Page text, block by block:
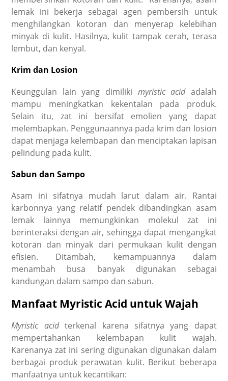
lemak ini bekerja sebagai agen pembersih untuk
menghilangkan kotoran dan menyerap kelebihan
minyak di kulit. Hasilnya, kulit tampak cerah, terasa
lembut, dan kenyal.
Krim dan Losion
Keunggulan lain yang dimiliki myristic acidadalah
mampu meningkatkan kekentalan pada produk.
Selain itu, zat ini bersifatemolien yang dapat
melembapkan. Penggunaannya pada krim dan losion
dapat menjaga kelembapan dan menciptakan lapisan
pelindung pada kulit.
Sabun dan Sampo
Asam ini sifatnya mudah larut dalam air. Rantai
karbonnya yang relatif pendek dibandingkan asam
lemak lainnya memungkinkan molekul zat ini
berinteraksi dengan air, sehingga dapat mengangkat
kotoran dan minyak dari permukaan kulit dengan
efisien. Ditambah, kemampuannya dalam
menambah busa banyak digunakan sebagai
kandungan dalam sampo dan sabun.
Manfaat Myristic Acid untuk Wajah
Myristic acidterkenal karena sifatnya yang dapat
mempertahankan kelembapan kulit wajah.
Karenanya zat ini sering digunakan digunakan dalam
berbagai produk perawatan kulit. Berikut beberapa
manfaatnya untuk kecantikan: